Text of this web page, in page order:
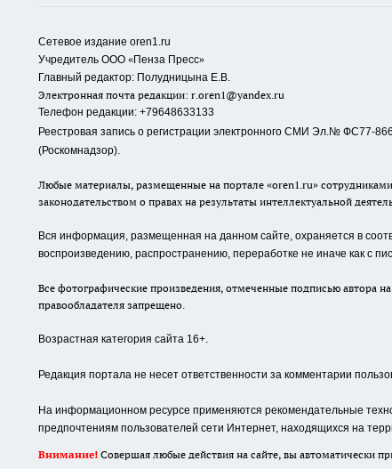
Сетевое издание oren1.ru
Учредитель ООО «Пенза Пресс»
Главный редактор: Полудницына Е.В.
Электронная почта редакции: r.oren1@yandex.ru
Телефон редакции: +79648633133
Реестровая запись о регистрации электронного СМИ Эл.№ ФС77-
(Роскомнадзор).
Любые материалы, размещенные на портале «oren1.ru»
законодательством о правах на результаты интеллектуальной
Вся информация, размещенная на данном сайте, охраняется в
воспроизведению, распространению, переработке не иначе как с
Все фотографические произведения, отмеченные подписью автора
правообладателя запрещено.
Возрастная категория сайта 16+.
Редакция портала не несет ответственности за комментарии
На информационном ресурсе применяются рекомендательные
предпочтениям пользователей сети Интернет, находящихся на
Внимание! Совершая любые действия на сайте, вы автоматически